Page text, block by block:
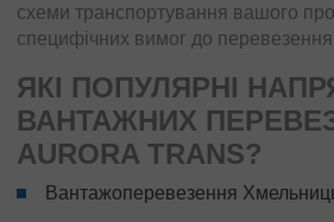
схеми транспортування вашого
специфічних вимог до
ЯКІ ПОПУЛЯРНІ
ВАНТАЖНИХ
AURORA TRANS?
Вантажоперевезення